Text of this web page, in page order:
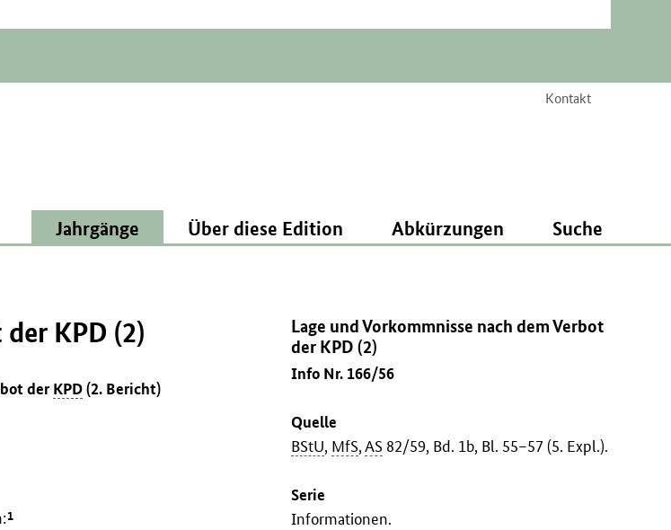
Kontakt
Jahrgänge Über diese Edition Abkürzungen Suche
Lage und Vorkommnisse nach dem Verbot
der KPD (2)
Info Nr. 166/56
Quelle
BStU, MfS,AS 82/59, Bd. 1b, Bl. 55–57 (5. Expl.).
Serie
Informationen.
KPD (2)
derKPD(2. Bericht)
1